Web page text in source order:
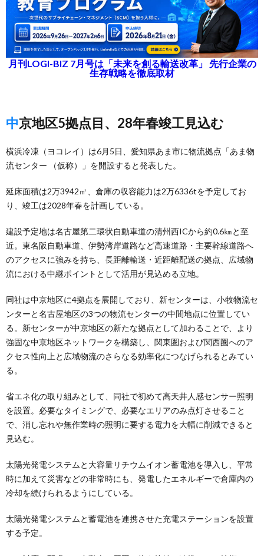
月刊LOGI-BIZ 7月号は「未来を創る輸送改革」 先行企業の
生存戦略を徹底取材
中京地区5拠点目、28年春竣工見込む
横浜冷凍（ヨコレイ）は6月5日、愛知県あま市に物流拠点「あま物
流センター （仮称）」を開設すると発表した。
延床面積は2万3942㎡、倉庫の収容能力は2万6336tを予定してお
り、竣工は2028年春を計画している。
建設予定地は名古屋第二環状自動車道の清州西ICから約0.6㎞と至
近。東名阪自動車道、伊勢湾岸道路など高速道路・主要幹線道路へ
のアクセスに強みを持ち、長距離輸送・近距離配送の拠点、広域物
流における中継ポイントとして活用が見込める立地。
同社は中京地区に4拠点を展開しており、新センターは、小牧物流セ
ンターと名古屋地区の3つの物流センターの中間地点に位置してい
る。新センターが中京地区の新たな拠点として加わることで、より
強固な中京地区ネットワークを構築し、関東圏および関西圏へのア
クセス性向上と広域物流のさらなる効率化につなげられるとみてい
る。
省エネ化の取り組みとして、同社で初めて高天井人感センサー照明
を設置。必要なタイミングで、必要なエリアのみ点灯させること
で、消し忘れや無作業時の照明に要する電力を大幅に削減できると
見込む。
太陽光発電システムと大容量リチウムイオン蓄電池を導入し、平常
時に加えて災害などの非常時にも、発電したエネルギーで倉庫内の
冷却を続けられるようにしている。
太陽光発電システムと蓄電池を連携させた充電ステーションを設置
する予定。